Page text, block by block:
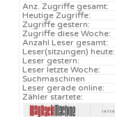
Anz. Zugriffe gesamt:
Heutige Zugriffe:
Zugriffe gestern:
Zugriffe diese Woche:
Anzahl Leser gesamt:
Leser(sitzungen) heute:
Leser gestern:
Leser letzte Woche:
Suchmaschinen
Leser gerade online:
Zähler startete: